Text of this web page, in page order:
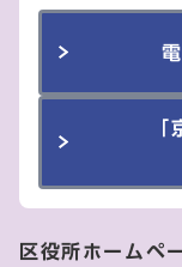
区役所ホームペ